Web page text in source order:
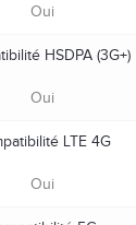
Oui
HSDPA (3G+)
Oui
LTE 4G
Oui